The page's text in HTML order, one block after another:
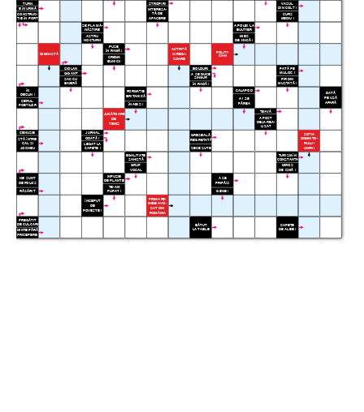
TURN
E ÎN URMÃ
CONSTRUC-
ÞIE ÎN PORT
STROPIRI
INTERESA-
TÃ DE
AFACERE
VASUL
DIN COLÞ !
CURS
MEDIU !
ªEF LA MÂ-
NÃSTIRE
ASTRU
NOCTURN
A POLEI LA
BIJUTIER
MIEZ
DE NUCÃ !
GIMNASTÃ
PUSE
ÎN RAMÃ !
CREMA
BUNICII
ACTRIÞÃ
ªI REGI-
ZOARE
POLITI-
CIAN
CIOLAN
GIGANT
SAC CU
BAIERÃ
BOLDURI
A SE DUCE
SINGUR
ÎN RADÃ !
PATÃ PE
MIJLOC !
FIR DIN
MUSTAÞÃ !
ÎN
DECLIN !
CERUL
POEÞILOR
FORMAÞIE
BRITANICÃ
ÎN ABIS !
CALAPOD
A I SE
PÃREA
DATÃ
PE UªÃ
AFARÃ
JUCÃTOARE
DE
TENIS
ÞEAVÃ
A FOST
DEJA REA-
LIZAT
CENUªIE
STÃ ÎNTRE
CAL ªI
JOCHEU
JURNAL
ODATÃ !
LEGAT LA
CAPETE !
GREªEALÃ
REGRETATÃ
ZECE SUTE
SOÞIA
DOMNITO-
RULUI
UNIRII
EGALITATE
ªAHISTÃ
GRUP
VOCAL
TURISM ÎN
CONSTANÞA
MIROS
DE IZMÃ !
NE SUNT
DE FOLOS
RÃSÃRIT
INFUZIE
DE PLANTE
TE-AM
PUPAT !
A SE
PRIPÃªI
GENE !
ÎNCEPUT
DE
POVESTE !
PRIMA FE-
MEIE AVO-
CAT DIN
ROMÂNIA
PREGÃTIT
DE CULCARE
MINTE FÃRÃ
PRICEPERE
BÃTUT
LA TABLE
CAPETE
DE ALEE !